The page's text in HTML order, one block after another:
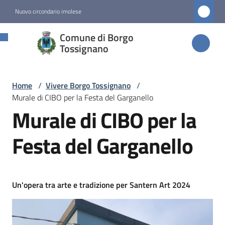
Nuovo circondario imolese
Comune di Borgo
Tossignano
Comune di
Borgo
Novità
Vivere
Borgo
Tossignano
Home / Vivere Borgo Tossignano /
Murale di CIBO per la Festa del Garganello
Murale di CIBO per la
Festa del Garganello
Un'opera tra arte e tradizione per Santern Art 2024